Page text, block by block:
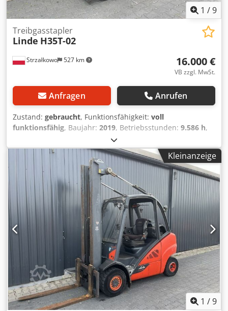
1 /9
Strzałkowo 527 km
Treibgasstapler
Linde H35T-02
16.000 €
VB zzgl. MwSt.
Anfragen Anrufen
Zustand: gebraucht, Funktionsfähigkeit: voll
funktionsfähig, Baujahr: 2019, Betriebsstunden: 9.586 h,
, Hubhöhe:4.655 mm
mm, Kraftstofftyp:Gas, Masttyp:Triplex, Bauhöhe:2.191
, Antriebsart: Treibgas, Treibgasstapler ISO Klasse: ISO
Klasse 3 = 2.500 - 4.999 kg Masttyp: Triplex Zustand:
Einsatzbereit und voll funktionsfähig Zustand Technisch:
gut Seitenschieber, 3. Ventil, 4. Ventil, Vollkabine, Dkjdpfx
Adezri Sds Isr
Kleinanzeige
1 /9